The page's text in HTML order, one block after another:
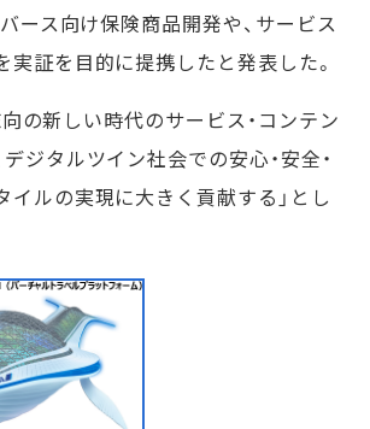
ース向け保険商品開発や、サービス
実証を目的に提携したと発表した。
の新しい時代のサービス・コンテン
ジタルツイン社会での安心・安全・
イルの実現に大きく貢献する」とし